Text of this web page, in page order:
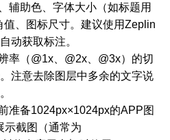
辅助色、字体大小（如标题用
、图标尺寸。建议使用Zeplin
动获取标注。
率（@1x、@2x、@3x）的切
注意去除图层中多余的文字说
准备1024px×1024px的APP图
示截图（通常为